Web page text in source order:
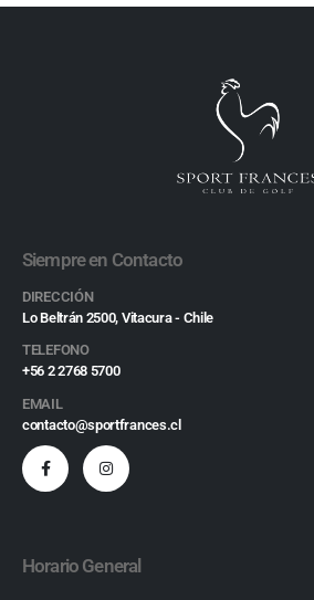
Siempre en Contacto
DIRECCIÓN
Lo Beltrán 2500, Vitacura - Chile
TELEFONO
+56 2 2768 5700
EMAIL
contacto@sportfrances.cl
Horario General